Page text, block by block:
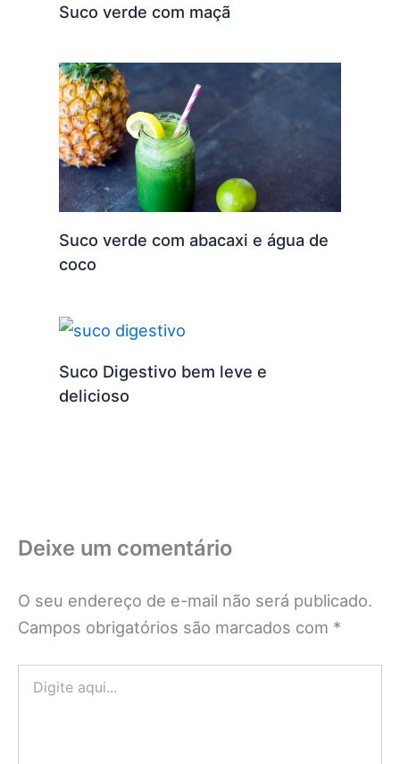
Suco verde com maçã
Suco verde com abacaxi e água de
coco
Suco Digestivo bem leve e
delicioso
Deixe um comentário
O seu endereço de e-mail não será publicado.
Campos obrigatórios são marcados com *
aqui...